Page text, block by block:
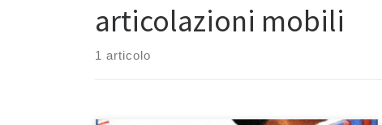
articolazioni mobili
1 articolo